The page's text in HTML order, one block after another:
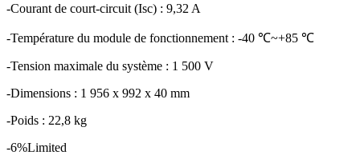
-Courant de court-circuit (Isc) : 9,32 A
-Température du module de fonctionnement : -40 ℃~+85 ℃
-Tension maximale du système : 1 500 V
-Dimensions : 1 956 x 992 x 40 mm
-Poids : 22,8 kg
-6%Limited